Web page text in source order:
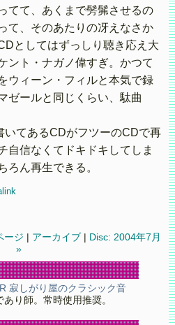
てて、あくまで髣髴させるの
て、そのあたりの冴えなさか
としてはずっしり聴き応え大
ント・ナガノ偉すぎ。かつて
ウィーン・フィルと本気で録
ゼールと同じくらい、駄曲
てあるCDがフツーのCDで再
自信なくてドキドキしてしま
ろん再生できる。
ージ アーカイブ
Disc: 2004年7月
»
寂しがり屋のクラシック音
あり師。常時使用推奨。